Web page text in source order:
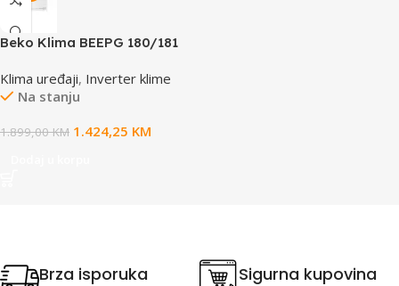
Beko Klima BEEPG 180/181
Klima uređaji, Inverter klime
Na stanju
1.899,00KM 1.424,25 KM
Brza isporuka Sigurna kupovina